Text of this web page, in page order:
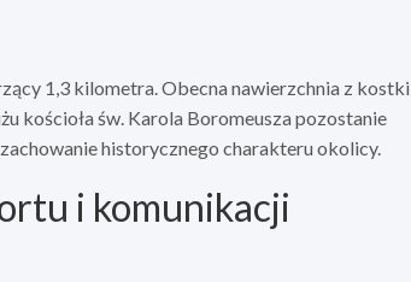
1,3 kilometra. Obecna nawierzchnia z kostki
kościoła św. Karola Boromeusza pozostanie
historycznego charakteru okolicy.
i komunikacji